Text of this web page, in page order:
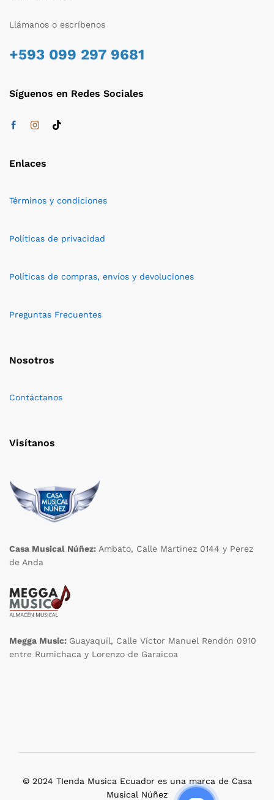
Llámanos o escríbenos
+593 099 297 9681
Síguenos en Redes Sociales
Enlaces
Términos y condiciones
Políticas de privacidad
Políticas de compras, envíos y devoluciones
Preguntas Frecuentes
Nosotros
Contáctanos
Visítanos
Casa Musical Núñez: Ambato, Calle Martinez 0144 y Perez
de Anda
Megga Music: Guayaquil, Calle Víctor Manuel Rendón 0910
entre Rumichaca y Lorenzo de Garaicoa
© 2024 TIenda Musica Ecuador es una marca de Casa
Musical Núñez